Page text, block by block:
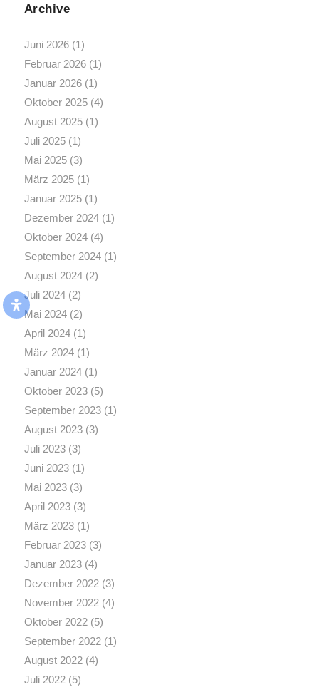
Archive
Juni 2026(1)
Februar 2026(1)
Januar 2026(1)
Oktober 2025(4)
August 2025(1)
Juli 2025(1)
Mai 2025(3)
März 2025(1)
Januar 2025(1)
Dezember 2024(1)
Oktober 2024(4)
September 2024(1)
August 2024(2)
Juli 2024(2)
Mai 2024(2)
April 2024(1)
März 2024(1)
Januar 2024(1)
Oktober 2023(5)
September 2023(1)
August 2023(3)
Juli 2023(3)
Juni 2023(1)
Mai 2023(3)
April 2023(3)
März 2023(1)
Februar 2023(3)
Januar 2023(4)
Dezember 2022(3)
November 2022(4)
Oktober 2022(5)
September 2022(1)
August 2022(4)
Juli 2022(5)